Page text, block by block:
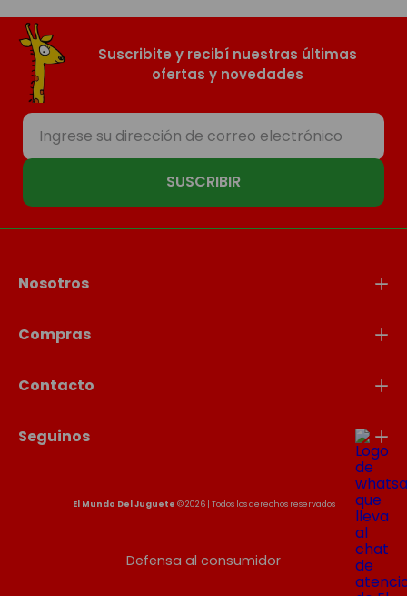
Suscribite y recibí nuestras últimas
ofertas y novedades
SUSCRIBIR
Nosotros
Compras
Contacto
Seguinos
El Mundo Del Juguete © 2026 | Todos los derechos reservados
Defensa al consumidor